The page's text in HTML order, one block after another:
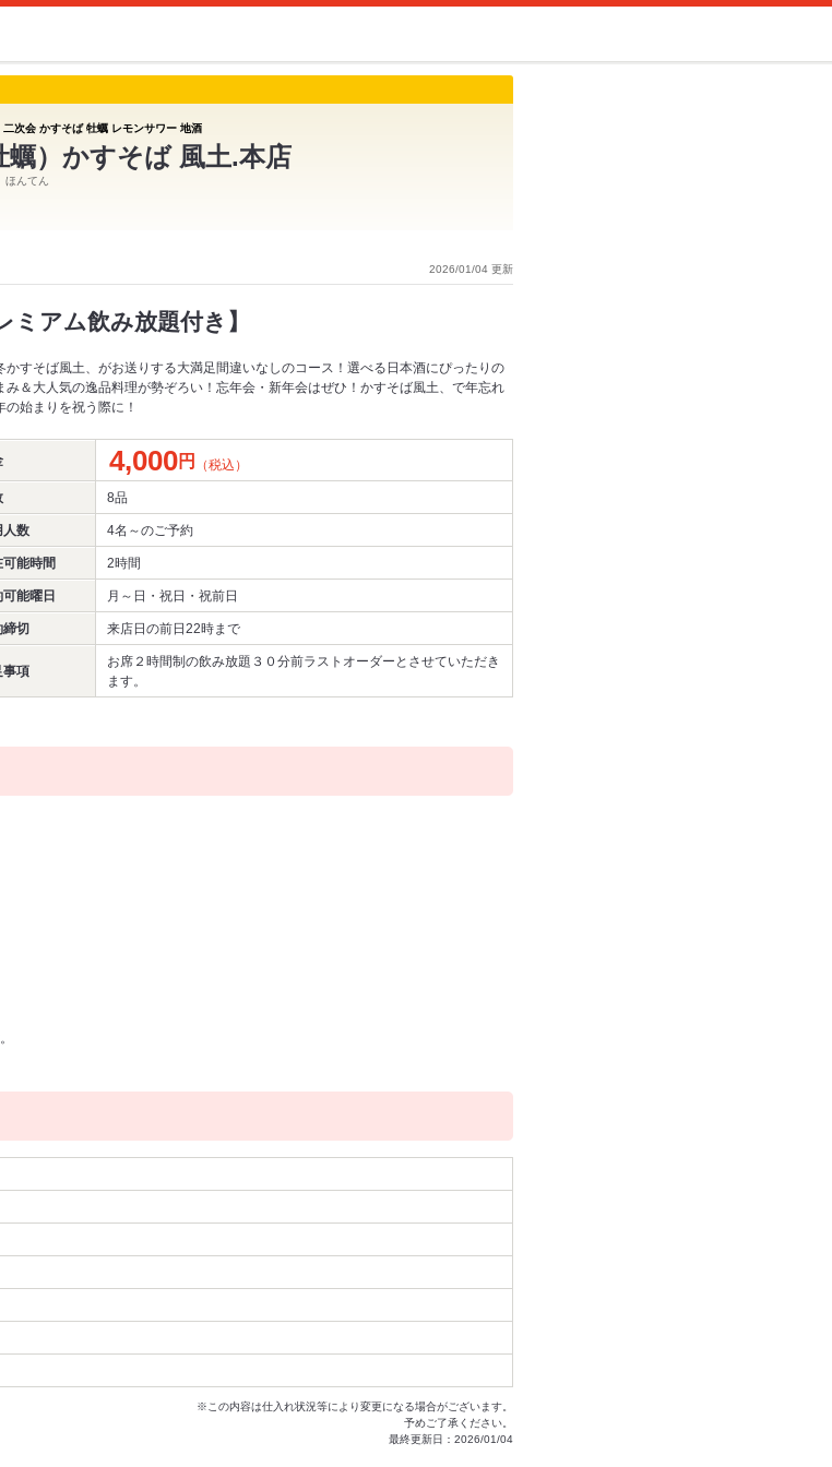
次会 かすそば 牡蠣 レモンサワー 地酒
蠣）かすそば 風土.本店
んてん
2026/01/04 更新
アム飲み放題付き】
かすそば風土、がお送りする大満足間違いなしのコース！選べる日本酒にぴったりの
み＆大人気の逸品料理が勢ぞろい！忘年会・新年会はぜひ！かすそば風土、で年忘れ
の始まりを祝う際に！
4,000円 （税込）
8品
人数 4名～のご予約
可能時間 2時間
能曜日 月～日・祝日・祝前日
切 来店日の前日22時まで
事項
お席２時間制の飲み放題３０分前ラストオーダーとさせていただき
ます。
※この内容は仕入れ状況等により変更になる場合がございます。
予めご了承ください。
最終更新日：2026/01/04